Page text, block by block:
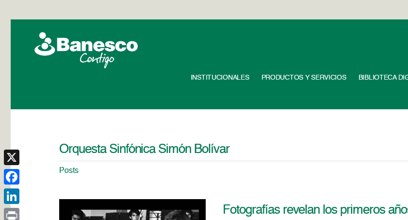
INSTITUCIONALES PRODUCTOS Y SERVICIOS BIBLIOTECA
Orquesta Sinfónica Simón Bolívar
Posts
Fotografías revelan los primeros
X
Facebook
LinkedIn